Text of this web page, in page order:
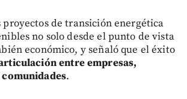
proyectos de transición energética
no solo desde el punto de vista
económico, y señaló que el éxito
entre empresas,
.